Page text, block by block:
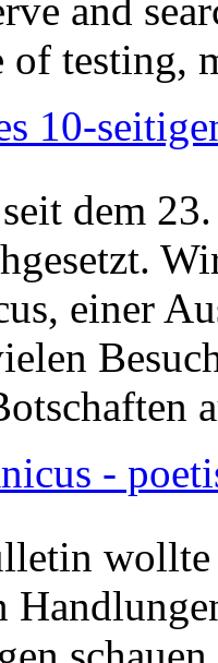
and
testing,
10-
dem
einer
-